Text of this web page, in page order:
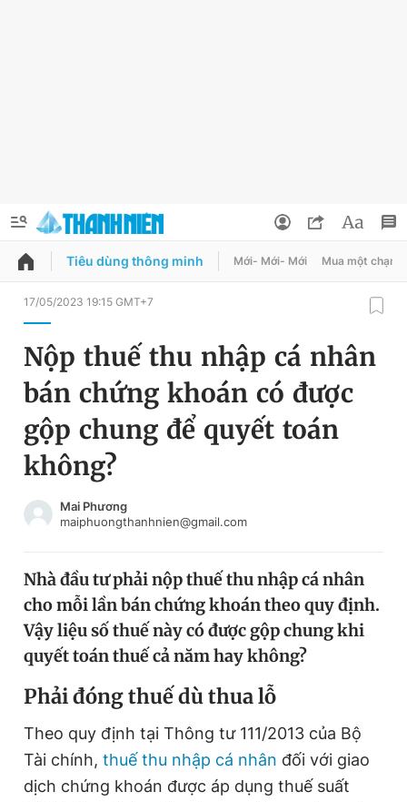
QUẢNG CÁO ĐẶT BÁO
Chuyên mục
Chuyên mục khác
Chào ngày mới
Tin thị trường Tin 360
Video Magazine
Sản phẩm khác
Tiện ích Bạn cần biết
Thông tin tòa soạn Liên hệ quảng cáo
Đổi mật khẩu
Tin đã lưu
Tin đã xem
Tiêu dùng thông minh Mới- Mới- Mới Mua một chạm
17/05/2023 19:15 GMT+7
Nộp thuế thu nhập cá nhân
bán chứng khoán có được
gộp chung để quyết toán
không?
Mai Phương
maiphuongthanhnien@gmail.com
Nhà đầu tư phải nộp thuế thu nhập cá nhân
cho mỗi lần bán chứng khoán theo quy định.
Vậy liệu số thuế này có được gộp chung khi
quyết toán thuế cả năm hay không?
Phải đóng thuế dù thua lỗ
Theo quy định tại Thông tư 111/2013 của Bộ
Tài chính, thuế thu nhập cá nhân đối với giao
dịch chứng khoán được áp dụng thuế suất